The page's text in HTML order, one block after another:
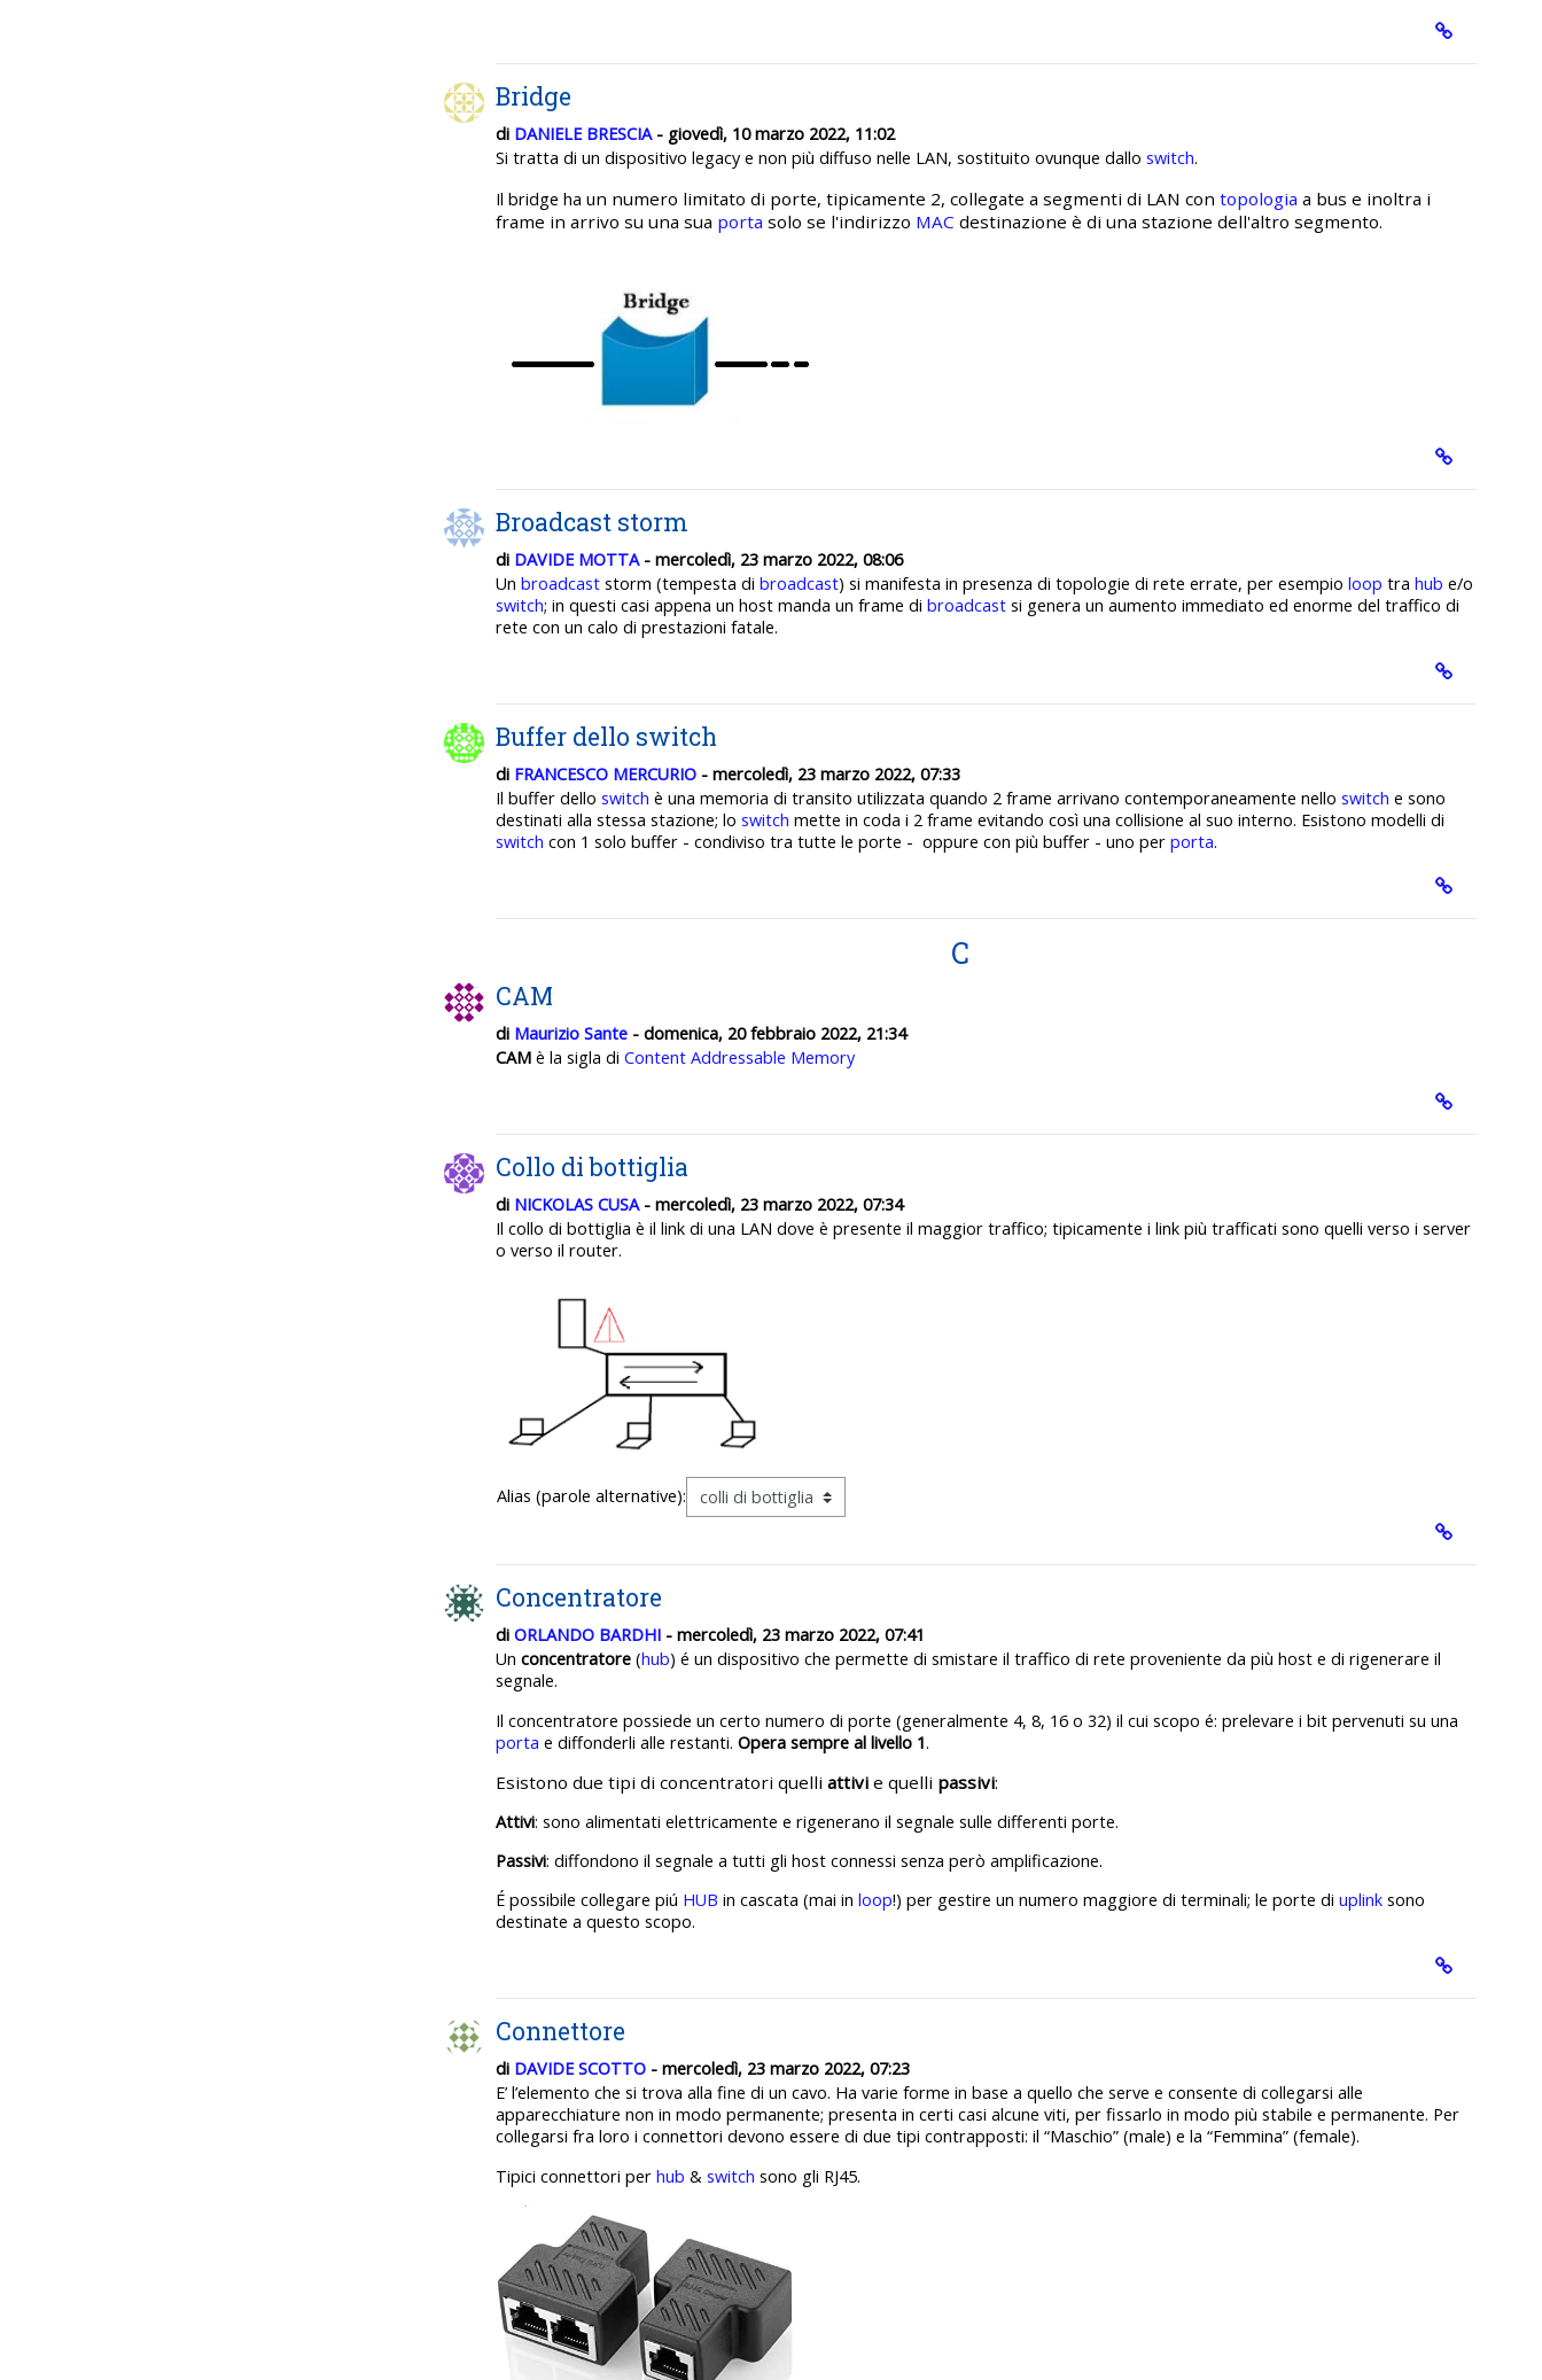
Bridge
di DANIELE BRESCIA- giovedì, 10 marzo 2022, 11:02
Si tratta di un dispositivo legacy e non più diffuso nelle LAN, sostituito ovunque dallo switch.
Il bridge ha un numero limitato di porte, tipicamente 2, collegate a segmenti di LAN con topologia a bus e inoltra i
frame in arrivo su una sua porta solo se l'indirizzo MAC destinazione è di una stazione dell'altro segmento.
Broadcast storm
di DAVIDE MOTTA- mercoledì, 23 marzo 2022, 08:06
Un broadcaststorm (tempesta di broadcast) si manifesta in presenza di topologie di rete errate, per esempio loop tra hub e/o
switch; in questi casi appena un host manda un frame di broadcastsi genera un aumento immediato ed enorme del traffico di
rete con un calo di prestazioni fatale.
Buffer dello switch
di FRANCESCO MERCURIO- mercoledì, 23 marzo 2022, 07:33
Il buffer dello switch è una memoria di transito utilizzata quando 2 frame arrivano contemporaneamente nello switch e sono
destinati alla stessa stazione; lo switch mette in coda i 2 frame evitando così una collisione al suo interno. Esistono modelli di
switch con 1 solo buffer - condiviso tra tutte le porte - oppure con più buffer - uno per porta.
C
CAM
di Maurizio Sante- domenica, 20 febbraio 2022, 21:34
CAMè la sigla di Content Addressable Memory
Collo di bottiglia
di NICKOLAS CUSA- mercoledì, 23 marzo 2022, 07:34
Il collo di bottiglia è il link di una LAN dove è presente il maggior traffico; tipicamente i link più trafficati sono quelli verso i server
o verso il router.
Alias (parole alternative):
Concentratore
di ORLANDO BARDHI- mercoledì, 23 marzo 2022, 07:41
Un concentratore(hub) é un dispositivo che permette di smistare il traffico di rete proveniente da più host e di rigenerare il
segnale.
Il concentratore possiede un certo numero di porte (generalmente 4, 8, 16 o 32) il cui scopo é: prelevare i bit pervenuti su una
porta e diffonderli alle restanti. Opera sempre al livello 1.
Esistono due tipi di concentratori quelli attivie quelli passivi:
Attivi: sono alimentati elettricamente e rigenerano il segnale sulle differenti porte.
Passivi: diffondono il segnale a tutti gli host connessi senza però amplificazione.
É possibile collegare piú HUB in cascata (mai in loop!) per gestire un numero maggiore di terminali; le porte di uplinksono
destinate a questo scopo.
Connettore
di DAVIDE SCOTTO- mercoledì, 23 marzo 2022, 07:23
E’ l’elemento che si trova alla fine di un cavo. Ha varie forme in base a quello che serve e consente di collegarsi alle
apparecchiature non in modo permanente; presenta in certi casi alcune viti, per fissarlo in modo più stabile e permanente. Per
collegarsi fra loro i connettori devono essere di due tipi contrapposti: il “Maschio” (male) e la “Femmina” (female).
Tipici connettori per hub & switch sono gli RJ45.